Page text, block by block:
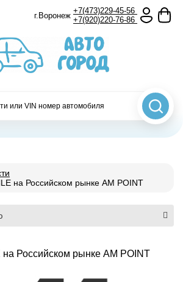
г.Воронеж +7(473)229-45-56
+7(920)220-76-86
на Российском рынке AM POINT
Российском рынке AM POINT